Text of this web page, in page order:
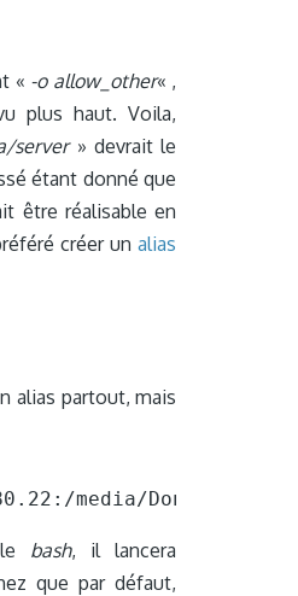
« -o allow_other« ,
plus haut. Voila,
server» devrait le
étant donné que
être réalisable en
créer unalias
alias partout, mais
media/Donnees /
bash, il lancera
que par défaut,